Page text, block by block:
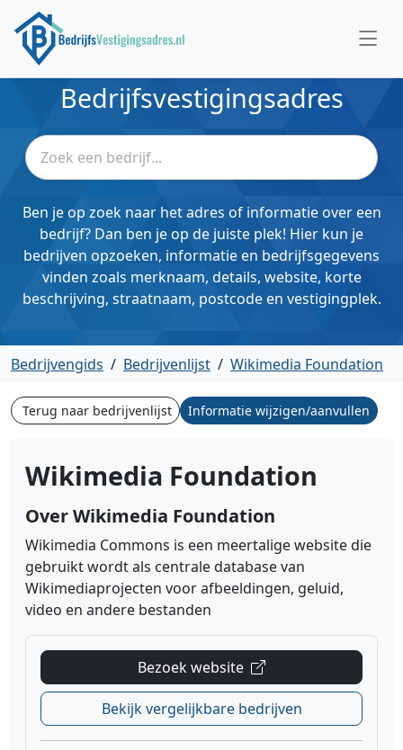
Bedrijfsvestigingsadres
Ben je op zoek naar het adres of informatie over een
bedrijf? Dan ben je op de juiste plek! Hier kun je
bedrijven opzoeken, informatie en bedrijfsgegevens
vinden zoals merknaam, details, website, korte
beschrijving, straatnaam, postcode en vestigingplek.
Bedrijvengids / Bedrijvenlijst / Wikimedia Foundation
Terug naar bedrijvenlijst Informatie wijzigen/aanvullen
Wikimedia Foundation
Over Wikimedia Foundation
Wikimedia Commons is een meertalige website die
gebruikt wordt als centrale database van
Wikimediaprojecten voor afbeeldingen, geluid,
video en andere bestanden
Bezoek website
Bekijk vergelijkbare bedrijven